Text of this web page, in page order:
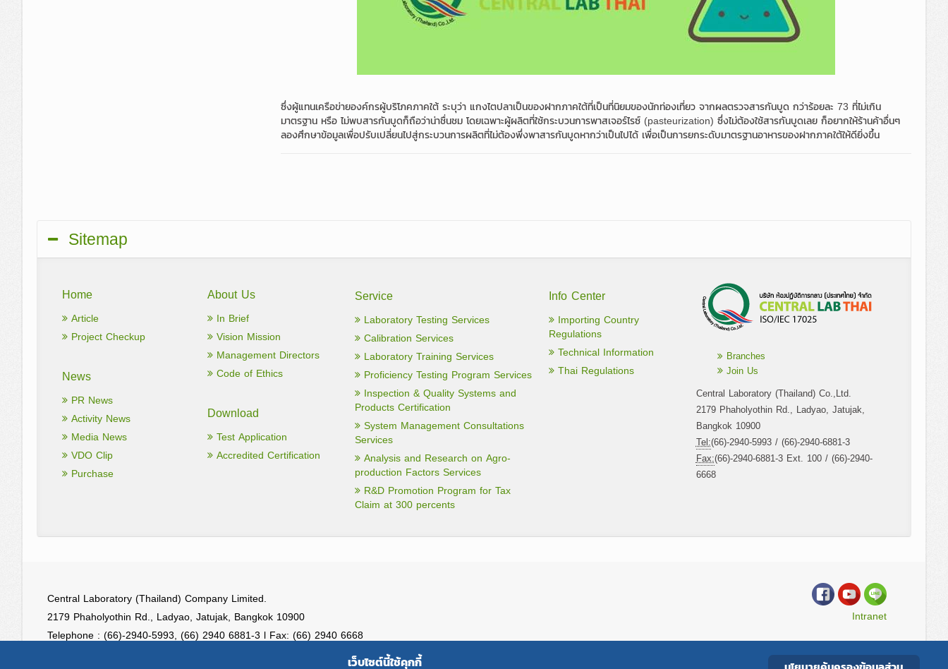
ซึ่งผู้แทนเครือข่ายองค์กรผู้บริโภคภาคใต้ ระบุว่า แกงไตปลาเป็นของฝากภาคใต้ที่เป็นที่นิยมของนักท่องเที่ยว จากผลตรวจสารกันบูด กว่าร้อยละ 73 ที่ไม่เกิน
มาตรฐาน หรือ ไม่พบสารกันบูดก็ถือว่าน่าชื่นชม โดยเฉพาะผู้ผลิตที่ใช้กระบวนการพาสเจอร์ไรซ์ (pasteurization) ซึ่งไม่ต้องใช้สารกันบูดเลย ก็อยากให้ร้านค้าอื่นๆ
ลองศึกษาข้อมูลเพื่อปรับเปลี่ยนไปสู่กระบวนการผลิตที่ไม่ต้องพึ่งพาสารกันบูดหากว่าเป็นไปได้ เพื่อเป็นการยกระดับมาตรฐานอาหารของฝากภาคใต้ให้ดียิ่งขึ้น
Sitemap
Home
Article
Project Checkup
News
PR News
Activity News
Media News
VDO Clip
Purchase
About Us
In Brief
Vision Mission
Management Directors
Code of Ethics
Download
Test Application
Accredited Certification
Service
Laboratory Testing Services
Calibration Services
Laboratory Training Services
Proficiency Testing Program Services
Inspection & Quality Systems and
Products Certification
System Management Consultations
Services
Analysis and Research on Agro-
production Factors Services
R&D Promotion Program for Tax
Claim at 300 percents
Info Center
Importing Country
Regulations
Technical Information
Thai Regulations
Branches
Join Us
Central Laboratory (Thailand) Co.,Ltd.
2179 Phaholyothin Rd., Ladyao, Jatujak,
Bangkok 10900
Tel:(66)-2940-5993 / (66)-2940-6881-3
Fax:(66)-2940-6881-3 Ext. 100 / (66)-2940-
6668
Central Laboratory (Thailand) Company Limited.
2179 Phaholyothin Rd., Ladyao, Jatujak, Bangkok 10900
Telephone : (66)-2940-5993, (66) 2940 6881-3 l Fax: (66) 2940 6668
Intranet
เว็บไซต์นี้ใช้คุกกี้